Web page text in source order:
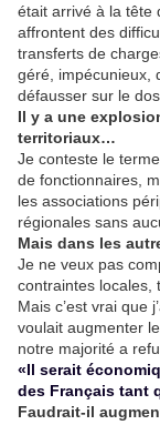
était arrivé à la tête
affrontent des
transferts de
géré, impécunieux,
défausser sur le
Il y a une
territoriaux…
Je conteste le
de fonctionnaires,
les associations
régionales sans
Mais dans les
Je ne veux pas
contraintes locales,
Mais c’est vrai que
voulait augmenter
notre majorité a
«Il serait
des Français tant
Faudrait-il